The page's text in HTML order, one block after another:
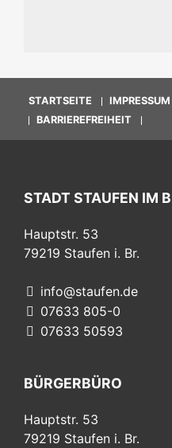
STARTSEITE IMPRESSUM
BARRIEREFREIHEIT
STADT STAUFEN IM
Hauptstr. 53
79219 Staufen i. Br.
info@staufen.de
07633 805-0
07633 50593
BÜRGERBÜRO
Hauptstr. 53
79219 Staufen i. Br.